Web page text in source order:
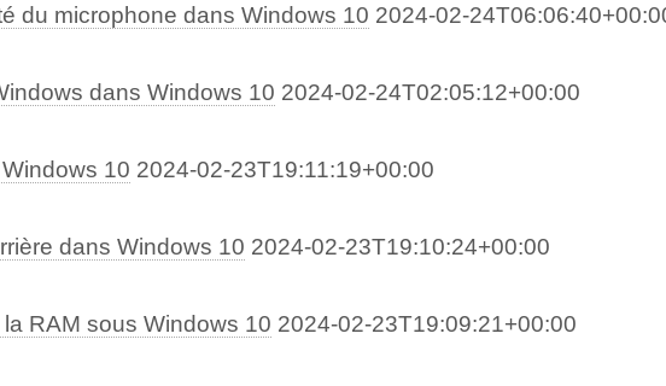
du microphone dans Windows 10 2024-02-
dans Windows 10 2024-02-24T02:05:12+00:00
10 2024-02-23T19:11:19+00:00
dans Windows 10 2024-02-23T19:10:24+00:00
RAM sous Windows 10 2024-02-23T19:09:21+00:00